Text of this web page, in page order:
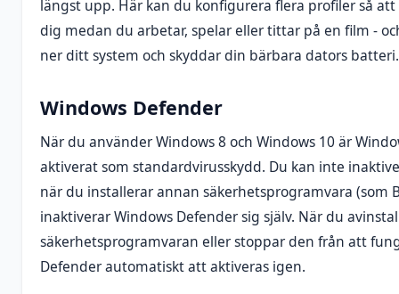
längst upp. Här kan du konfigurera flera profiler så
dig medan du arbetar, spelar eller tittar på en film -
ner ditt system och skyddar din bärbara dators batteri.
Windows Defender
När du använder Windows 8 och Windows 10 är
aktiverat som standardvirusskydd. Du kan inte
när du installerar annan säkerhetsprogramvara (som
inaktiverar Windows Defender sig själv. När du
säkerhetsprogramvaran eller stoppar den från att
Defender automatiskt att aktiveras igen.